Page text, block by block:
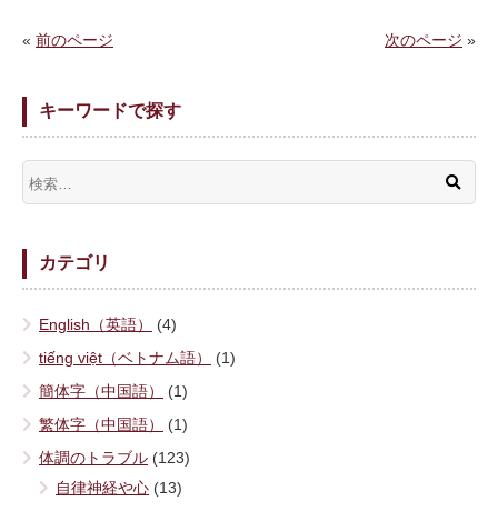
« 前のページ 次のページ »
キーワードで探す
カテゴリ
English（英語）
(4)
tiếng việt（ベトナム語）
(1)
簡体字（中国語）
(1)
繁体字（中国語）
(1)
体調のトラブル (123)
自律神経や心 (13)